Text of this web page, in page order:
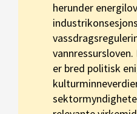
herunder
er bred politisk